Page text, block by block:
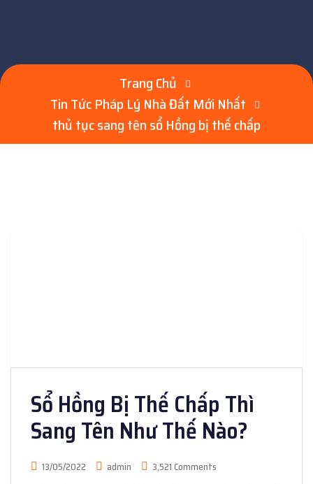
Trang Chủ
Tin Tức Pháp Lý Nhà Đất Mới Nhất
thủ tục sang tên sổ Hồng bị thế chấp
Sổ Hồng Bị Thế Chấp Thì
Sang Tên Như Thế Nào?
13/05/2022 admin 3,521 Comments